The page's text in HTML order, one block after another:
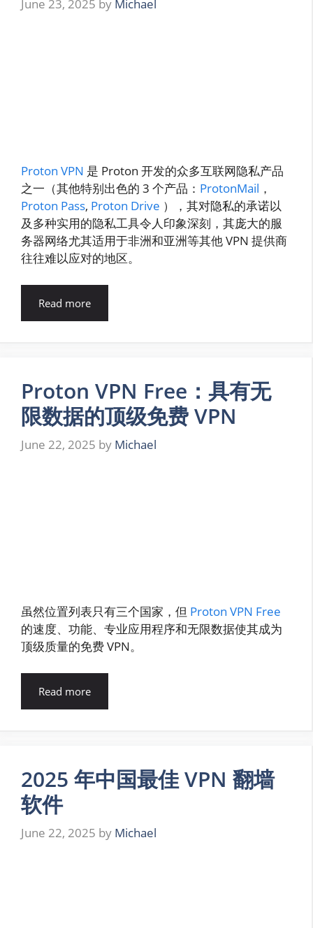
June 23, 2025 by Michael
Proton VPN 是 Proton 开发的众多互联网隐私产品
之一（其他特别出色的 3 个产品： ProtonMail ，
Proton Pass, Proton Drive ），其对隐私的承诺以
及多种实用的隐私工具令人印象深刻，其庞大的服
务器网络尤其适用于非洲和亚洲等其他 VPN 提供商
往往难以应对的地区。
Read more
Proton VPN Free：具有无
限数据的顶级免费 VPN
June 22, 2025 by Michael
虽然位置列表只有三个国家，但 Proton VPN Free
的速度、功能、专业应用程序和无限数据使其成为
顶级质量的免费 VPN。
Read more
2025 年中国最佳 VPN 翻墙
软件
June 22, 2025 by Michael